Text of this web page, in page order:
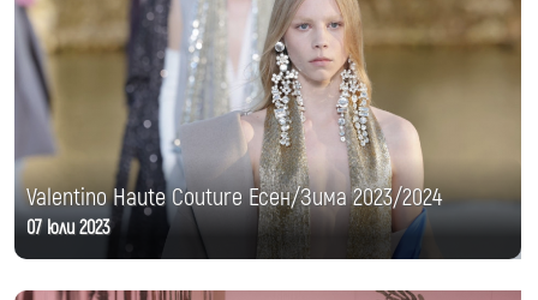
Valentino Haute Couture Есен/Зима 2023/2024
07 юли 2023